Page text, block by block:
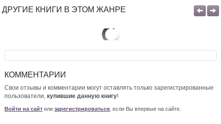
ДРУГИЕ КНИГИ В ЭТОМ ЖАНРЕ
КОММЕНТАРИИ
Свои отзывы и комментарии могут оставлять только зарегистрированные
пользователи,купившие данную книгу!
Войти на сайт илизарегистрироваться , если Вы впервые на сайте.